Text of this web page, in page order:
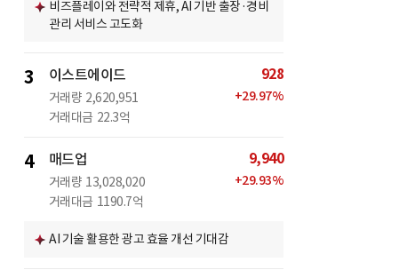
비즈플레이와 전략적 제휴, AI 기반 출장·경비
관리 서비스 고도화
3 이스트에이드
거래량 2,620,951
거래대금 22.3억
928
+29.97%
4 매드업
거래량 13,028,020
거래대금 1190.7억
9,940
+29.93%
AI 기술 활용한 광고 효율 개선 기대감